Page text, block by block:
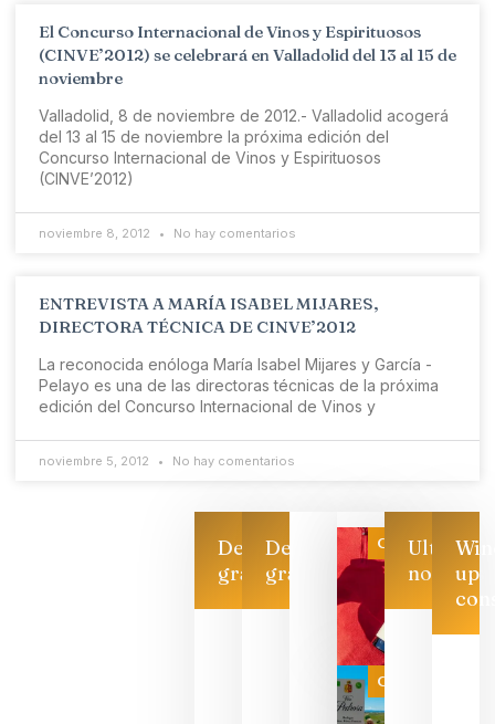
El Concurso Internacional de Vinos y Espirituosos
(CINVE’2012) se celebrará en Valladolid del 13 al 15 de
noviembre
Valladolid, 8 de noviembre de 2012.- Valladolid acogerá
del 13 al 15 de noviembre la próxima edición del
Concurso Internacional de Vinos y Espirituosos
(CINVE’2012)
noviembre 8, 2012 No hay comentarios
ENTREVISTA A MARÍA ISABEL MIJARES,
DIRECTORA TÉCNICA DE CINVE’2012
La reconocida enóloga María Isabel Mijares y García -
Pelayo es una de las directoras técnicas de la próxima
edición del Concurso Internacional de Vinos y
noviembre 5, 2012 No hay comentarios
Descarga
gratis
Descarga
gratis
Categoría
Categoría
Ultimas
noticias
up